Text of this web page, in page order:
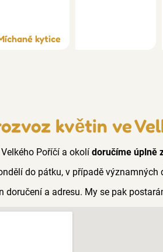
kytice
květin ve
Poříčí a okolí doručíme úplně
do pátku, v případě
doručení a adresu. My se pak